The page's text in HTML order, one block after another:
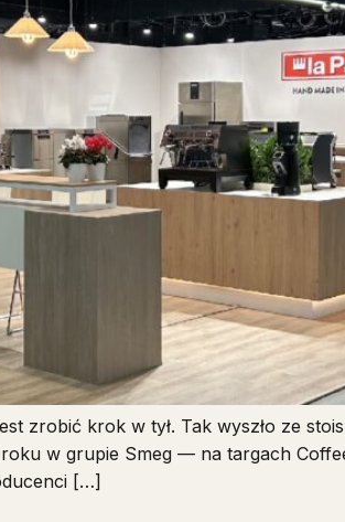
zrobić krok w tył. Tak wyszło ze
w grupie Smeg — na targach
[…]